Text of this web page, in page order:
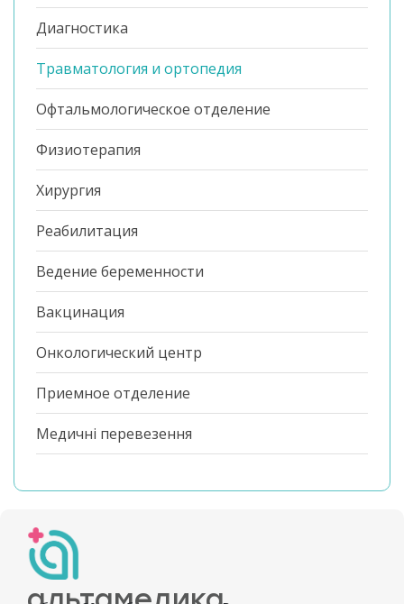
Диагностика
Травматология и ортопедия
Офтальмологическое отделение
Физиотерапия
Хирургия
Реабилитация
Ведение беременности
Вакцинация
Онкологический центр
Приемное отделение
Медичні перевезення